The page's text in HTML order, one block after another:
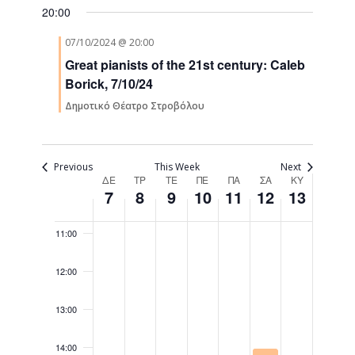
20:00
07/10/2024 @ 20:00
Great pianists of the 21st century: Caleb
Borick, 7/10/24
Δημοτικό Θέατρο Στροβόλου
Previous This Week Next
Events
ΔΕ
7
ΤΡ
8
ΤΕ
9
ΠΕ
10
ΠΑ
11
ΣΑ
12
ΚΥ
13
06:00
07:00
11:00
12:00
13:00
14:00